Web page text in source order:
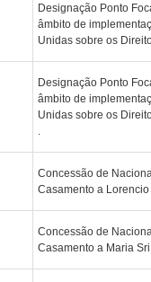
Designação Ponto
âmbito de
Unidas sobre os
Designação Ponto
âmbito de
Unidas sobre os
Concessão de
Casamento a Lorencio
Concessão de
Casamento a Maria